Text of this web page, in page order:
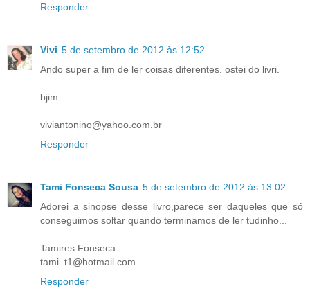
Responder
Vivi 5 de setembro de 2012 às 12:52
Ando super a fim de ler coisas diferentes. ostei do livri.
bjim
viviantonino@yahoo.com.br
Responder
Tami Fonseca Sousa 5 de setembro de 2012 às 13:02
Adorei a sinopse desse livro,parece ser daqueles que só
conseguimos soltar quando terminamos de ler tudinho...
Tamires Fonseca
tami_t1@hotmail.com
Responder